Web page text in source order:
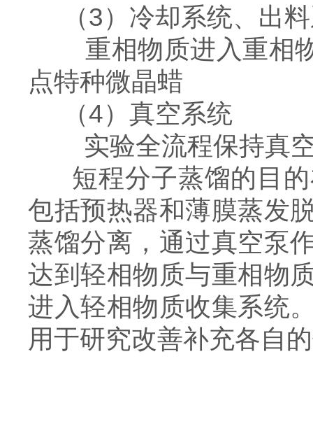
（3）冷却系统、出
重相物质进入重相
点特种微晶蜡
（4）真空系统
实验全流程保持真
短程分子蒸馏的目
包括预热器和薄膜蒸发
蒸馏分离，通过真空泵
达到轻相物质与重相物
进入轻相物质收集系统
用于研究改善补充各自